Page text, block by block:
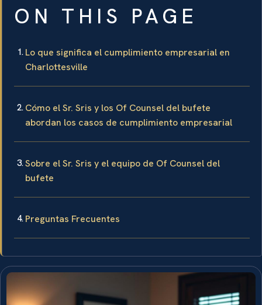
ON THIS PAGE
Lo que significa el cumplimiento empresarial en
Charlottesville
Cómo el Sr. Sris y los Of Counsel del bufete
abordan los casos de cumplimiento empresarial
Sobre el Sr. Sris y el equipo de Of Counsel del
bufete
Preguntas Frecuentes